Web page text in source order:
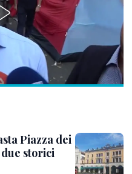
Piazza dei
storici